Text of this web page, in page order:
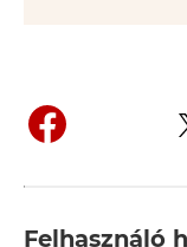
Felhasználó